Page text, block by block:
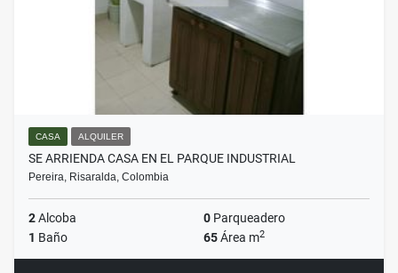
CASA ALQUILER
SE ARRIENDA CASA EN EL PARQUE INDUSTRIAL
Pereira, Risaralda, Colombia
2Alcoba 0 Parqueadero
1 Baño 65Área m2